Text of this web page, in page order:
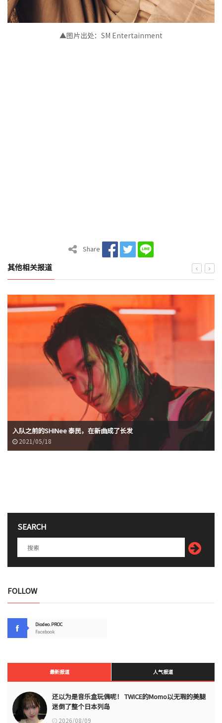
▲图片出处：SM Entertainment
Share
其他相关报道
入队之前的SHINee 泰民，在新曲成了长发
2021/05/18
SEARCH
FOLLOW
Diodeo.PROC
Facebook
最新报道 人气报道
还以为是音乐盒玩偶呢！ TWICE的Momo以无瑕的美腿
迷倒了整个日本列岛
2026/08/09